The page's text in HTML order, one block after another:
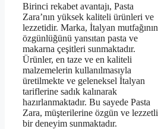
Birinci rekabet avantajı, Pasta
Zara’nın yüksek kaliteli ürünleri ve
lezzetidir. Marka, İtalyan mutfağının
özgünlüğünü yansıtan pasta ve
makarna çeşitleri sunmaktadır.
Ürünler, en taze ve en kaliteli
malzemelerin kullanılmasıyla
üretilmekte ve geleneksel İtalyan
tariflerine sadık kalınarak
hazırlanmaktadır. Bu sayede Pasta
Zara, müşterilerine özgün ve lezzetli
bir deneyim sunmaktadır.